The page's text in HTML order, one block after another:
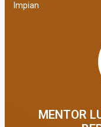
Impian
MENTOR